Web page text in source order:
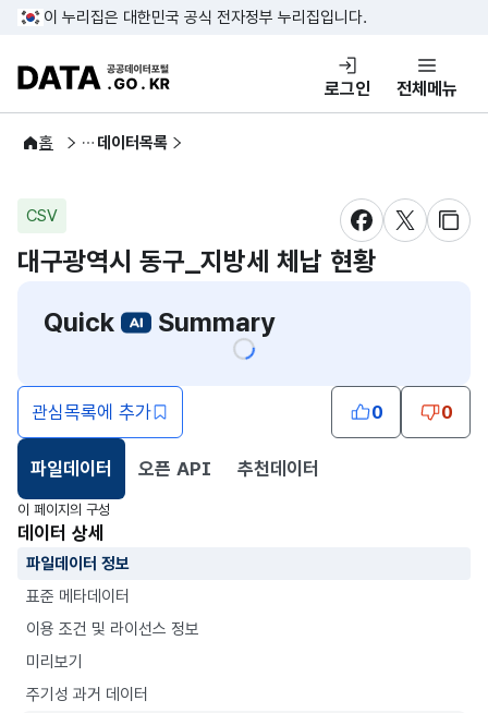
콘텐츠 바로가기
푸터 바로가기
이 누리집은 대한민국 공식 전자정부 누리집입니다.
DATA.GO.KR 공공데이터포털
로그인 전체메뉴
홈
공공데이터 데이터목록
CSV
새창 열림새창 열림
새창
대구광역시 동구_지방세 체납 현황
Quick
Summary
관심목록에 추가 0 0
파일데이터
선택됨
오픈 API 추천데이터
이 페이지의 구성
데이터 상세
파일데이터 정보
표준 메타데이터
이용 조건 및 라이선스 정보
미리보기
주기성 과거 데이터